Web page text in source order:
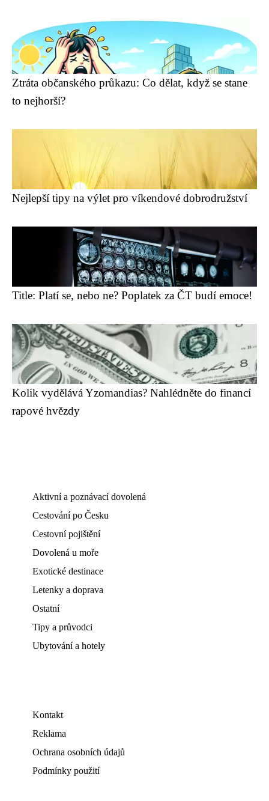
Ztráta občanského průkazu: Co dělat, když se stane
to nejhorší?
Nejlepší tipy na výlet pro víkendové dobrodružství
Title: Platí se, nebo ne? Poplatek za ČT budí emoce!
Kolik vydělává Yzomandias? Nahlédněte do financí
rapové hvězdy
Aktivní a poznávací dovolená
Cestování po Česku
Cestovní pojištění
Dovolená u moře
Exotické destinace
Letenky a doprava
Ostatní
Tipy a průvodci
Ubytování a hotely
Kontakt
Reklama
Ochrana osobních údajů
Podmínky použití